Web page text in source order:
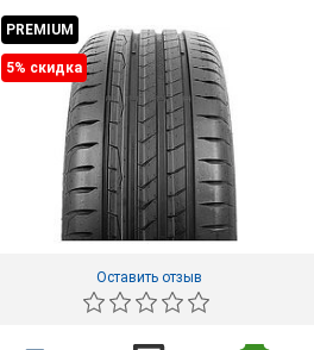
PREMIUM
5% cкидка
Оставить отзыв